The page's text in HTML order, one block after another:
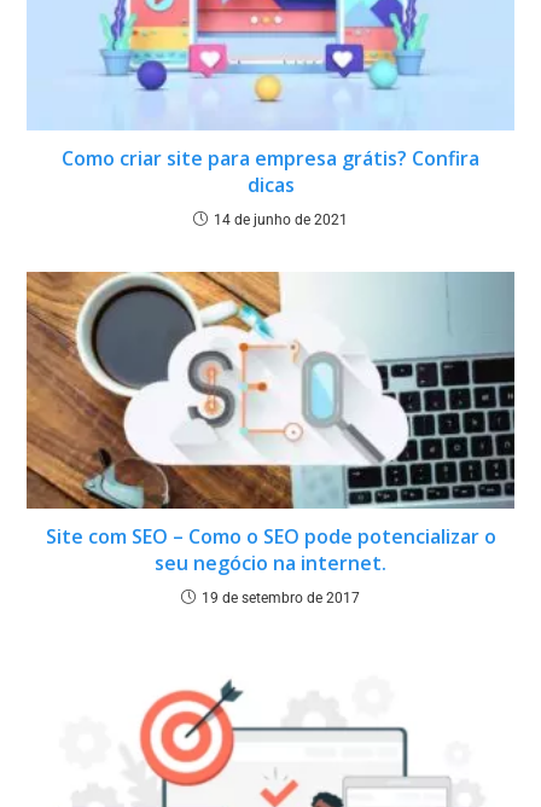
Como criar site para empresa grátis? Confira
dicas
14 de junho de 2021
Site com SEO – Como o SEO pode potencializar o
seu negócio na internet.
19 de setembro de 2017